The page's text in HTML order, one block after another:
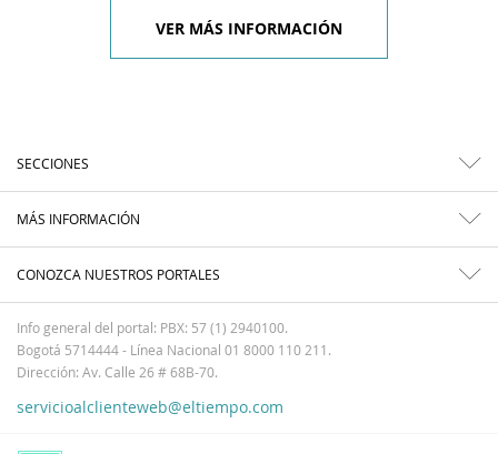
VER MÁS INFORMACIÓN
SECCIONES
MÁS INFORMACIÓN
CONOZCA NUESTROS PORTALES
Info general del portal: PBX: 57 (1) 2940100.
Bogotá 5714444 - Línea Nacional 01 8000 110 211.
Dirección: Av. Calle 26 # 68B-70.
servicioalclienteweb@eltiempo.com